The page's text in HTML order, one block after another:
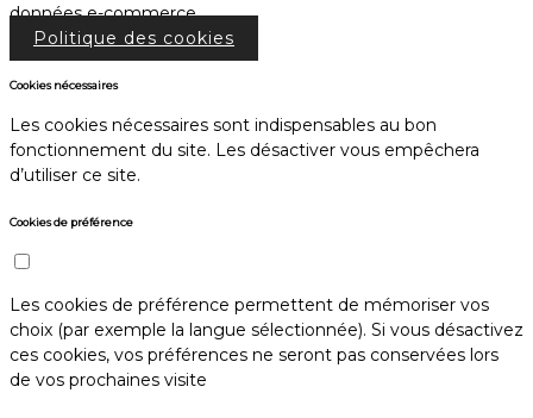
données e-commerce.
Politique des cookies
Cookies nécessaires
Les cookies nécessaires sont indispensables au bon
fonctionnement du site. Les désactiver vous empêchera
d’utiliser ce site.
Cookies de préférence
Les cookies de préférence permettent de mémoriser vos
choix (par exemple la langue sélectionnée). Si vous désactivez
ces cookies, vos préférences ne seront pas conservées lors
de vos prochaines visite